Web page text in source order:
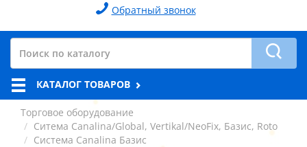
Обратный звонок
КАТАЛОГ ТОВАРОВ
Торговое оборудование
Ситема Canalina/Global, Vertikal/NeoFix, Базис, Roto
Система Canalina Базис